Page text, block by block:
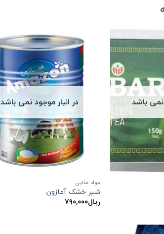
نمی باشد در انبار موجود نمی باشد
مواد غذایی
شیر خشک آمازون
ریال۷۹۰,۰۰۰